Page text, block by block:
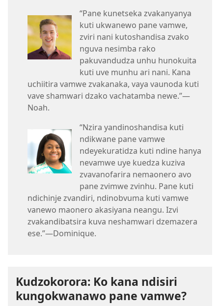
“Pane kunetseka zvakanyanya
kuti ukwanewo pane vamwe,
zviri nani kutoshandisa zvako
nguva nesimba rako
pakuvandudza unhu hunokuita
kuti uve munhu ari nani. Kana
uchiitira vamwe zvakanaka, vaya vaunoda kuti
vave shamwari dzako vachatamba newe.”—
Noah.
“Nzira yandinoshandisa kuti
ndikwane pane vamwe
ndeyekuratidza kuti ndine hanya
nevamwe uye kuedza kuziva
zvavanofarira nemaonero avo
pane zvimwe zvinhu. Pane kuti
ndichinje zvandiri, ndinobvuma kuti vamwe
vanewo maonero akasiyana neangu. Izvi
zvakandibatsira kuva neshamwari dzemazera
ese.”—Dominique.
Kudzokorora: Ko kana ndisiri
kungokwanawo pane vamwe?